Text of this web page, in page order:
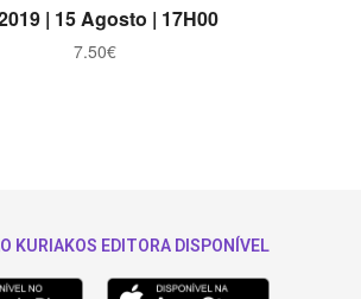
ADICIONAR
| 15 Agosto | 17H00
7.50€
KURIAKOS EDITORA DISPONÍVEL